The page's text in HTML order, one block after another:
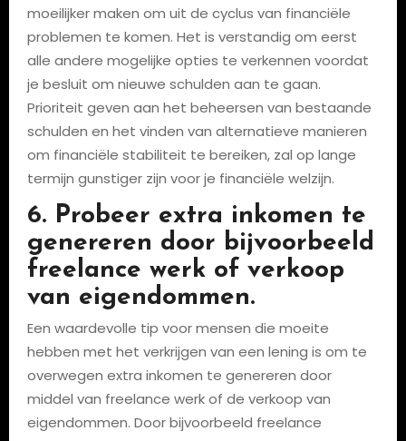
moeilijker maken om uit de cyclus van financiële
problemen te komen. Het is verstandig om eerst
alle andere mogelijke opties te verkennen voordat
je besluit om nieuwe schulden aan te gaan.
Prioriteit geven aan het beheersen van bestaande
schulden en het vinden van alternatieve manieren
om financiële stabiliteit te bereiken, zal op lange
termijn gunstiger zijn voor je financiële welzijn.
6. Probeer extra inkomen te
genereren door bijvoorbeeld
freelance werk of verkoop
van eigendommen.
Een waardevolle tip voor mensen die moeite
hebben met het verkrijgen van een lening is om te
overwegen extra inkomen te genereren door
middel van freelance werk of de verkoop van
eigendommen. Door bijvoorbeeld freelance